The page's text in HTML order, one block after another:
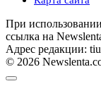
При
ссылка на
Адрес редакции:
© 2026